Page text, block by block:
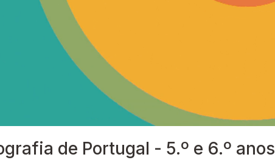
de Portugal - 5.º e 6.º anos